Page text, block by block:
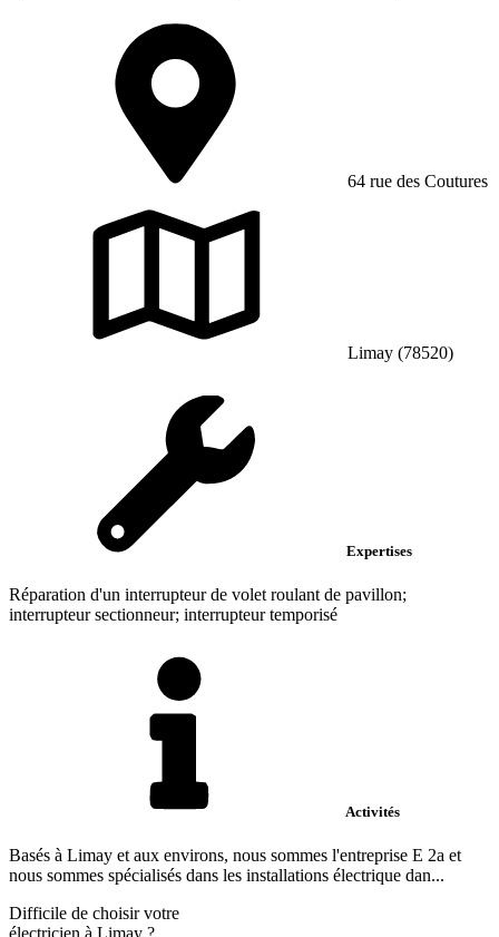
64 rue des Coutures
Limay (78520)
Expertises
Réparation d'un interrupteur de volet roulant de pavillon;
interrupteur sectionneur; interrupteur temporisé
Activités
Basés à Limay et aux environs, nous sommes l'entreprise E 2a et
nous sommes spécialisés dans les installations électrique dan...
Difficile de choisir votre
électricien à Limay ?